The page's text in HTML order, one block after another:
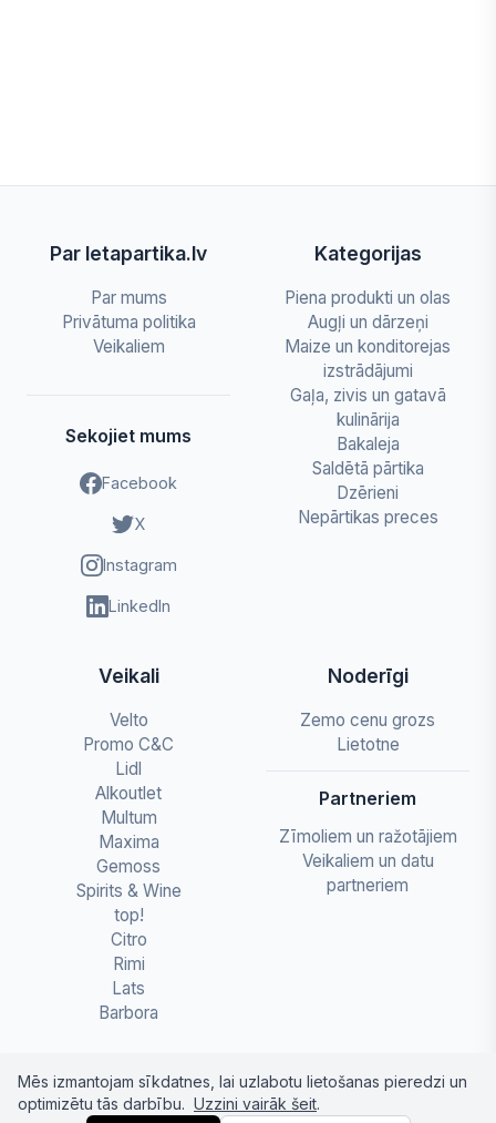
Par letapartika.lv
Par mums
Privātuma politika
Veikaliem
Sekojiet mums
Facebook
X
Instagram
LinkedIn
Kategorijas
Piena produkti un olas
Augļi un dārzeņi
Maize un konditorejas
izstrādājumi
Gaļa, zivis un gatavā
kulinārija
Bakaleja
Saldētā pārtika
Dzērieni
Nepārtikas preces
Veikali
Velto
Promo C&C
Lidl
Alkoutlet
Multum
Maxima
Gemoss
Spirits & Wine
top!
Citro
Rimi
Lats
Barbora
Noderīgi
Zemo cenu grozs
Lietotne
Partneriem
Zīmoliem un ražotājiem
Veikaliem un datu
partneriem
Mēs izmantojam sīkdatnes, lai uzlabotu lietošanas pieredzi un
optimizētu tās darbību. Uzzini vairāk šeit.